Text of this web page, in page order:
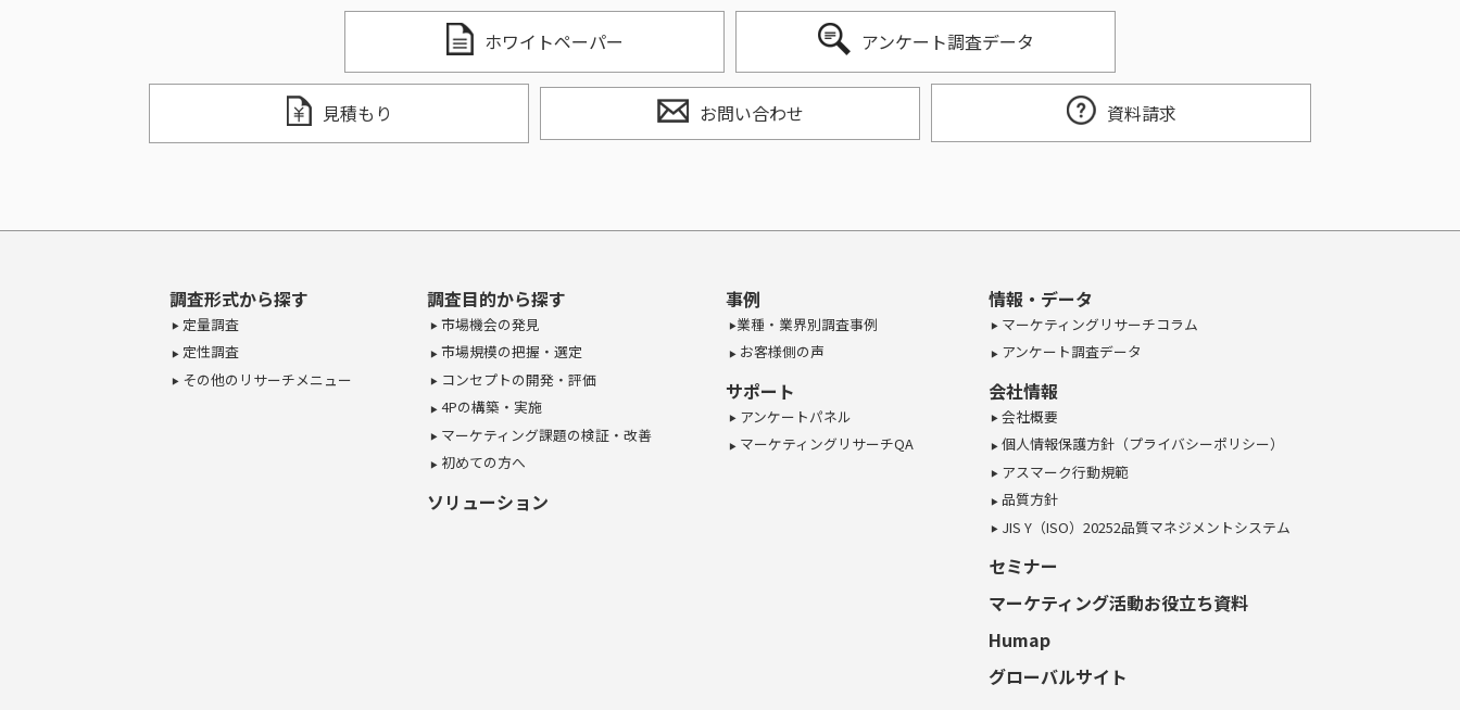
ホワイトペーパー アンケート調査データ
見積もり お問い合わせ 資料請求
調査形式から探す
定量調査
定性調査
その他のリサーチメニュー
調査目的から探す
市場機会の発見
市場規模の把握・選定
コンセプトの開発・評価
4Pの構築・実施
マーケティング課題の検証・改善
初めての方へ
ソリューション
事例
業種・業界別調査事例
お客様側の声
サポート
アンケートパネル
マーケティングリサーチQA
情報・データ
マーケティングリサーチコラム
アンケート調査データ
会社情報
会社概要
個人情報保護方針（プライバシーポリシー）
アスマーク行動規範
品質方針
JIS Y（ISO）20252品質マネジメントシステム
セミナー
マーケティング活動お役立ち資料
Humap
グローバルサイト